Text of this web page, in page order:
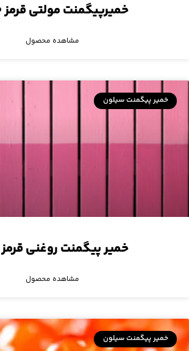
خمیرپیگمنت مولتی قرمز ۸۱۷۰
مشاهده محصول
خمیر پیگمنت سیلون
خمیر پیگمنت روغنی قرمز ۵۱۱۲
مشاهده محصول
خمیر پیگمنت سیلون